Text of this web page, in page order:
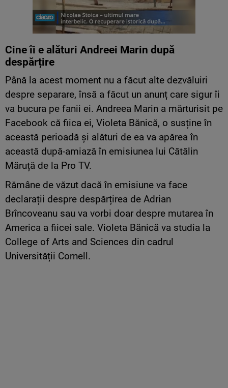
Cine îi e alături Andreei Marin după
despărțire
Până la acest moment nu a făcut alte dezvăluiri
despre separare, însă a făcut un anunț care sigur îi
va bucura pe fanii ei. Andreea Marin a mărturisit pe
Facebook că fiica ei, Violeta Bănică, o susține în
această perioadă și alături de ea va apărea în
această după-amiază în emisiunea lui Cătălin
Măruță de la Pro TV.
Rămâne de văzut dacă în emisiune va face
declarații despre despărțirea de Adrian
Brîncoveanu sau va vorbi doar despre mutarea în
America a fiicei sale. Violeta Bănică va studia la
College of Arts and Sciences din cadrul
Universității Cornell.